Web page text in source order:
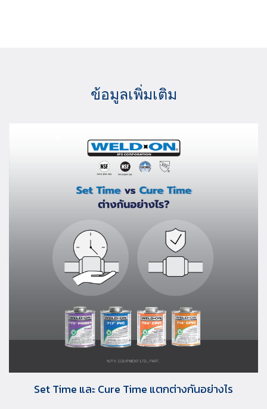
ข้อมูลเพิ่มเติม
Set Time และ Cure Time แตกต่างกันอย่างไร